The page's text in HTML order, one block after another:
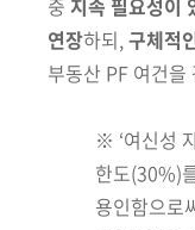
중 지속 필요성이
연장하되,구체적
부동산 PF 여건을
※ ‘여신성
한도(30%)
용인함으로